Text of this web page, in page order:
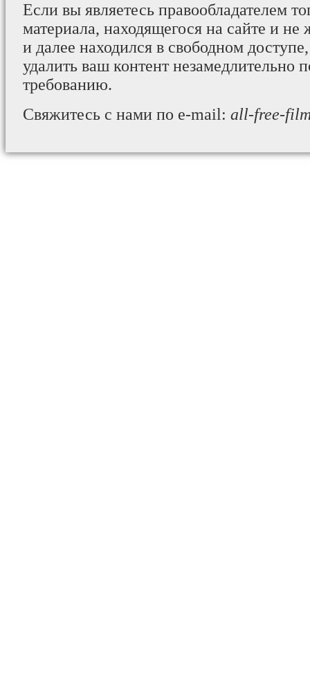
Если вы являетесь правообладателем
материала, находящегося на сайте и не
и далее находился в свободном
удалить ваш контент незамедлительно
требованию.
Свяжитесь с нами по e-mail: all-free-